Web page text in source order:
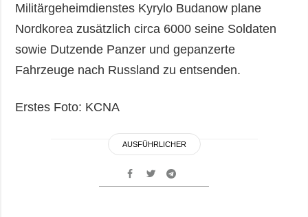
Militärgeheimdienstes Kyrylo Budanow plane
Nordkorea zusätzlich circa 6000 seine Soldaten
sowie Dutzende Panzer und gepanzerte
Fahrzeuge nach Russland zu entsenden.
Erstes Foto: KCNA
AUSFÜHRLICHER